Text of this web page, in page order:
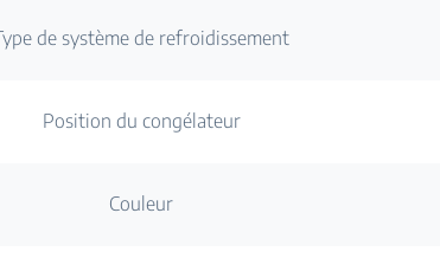
de système de refroidissement
Position du congélateur
Couleur